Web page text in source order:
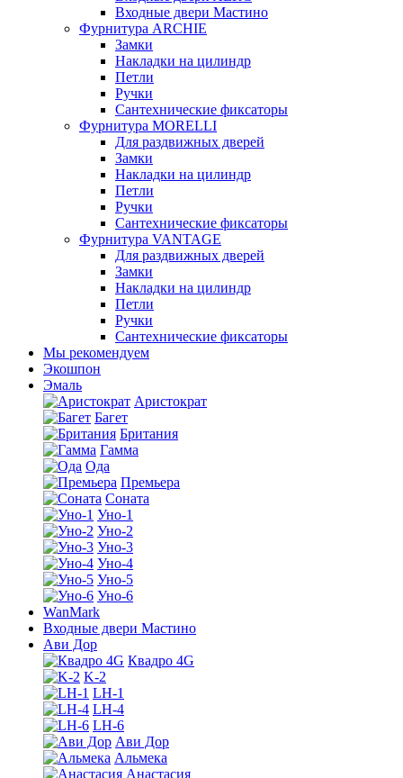
Входные двери Мастино
Фурнитура ARCHIE
Замки
Накладки на цилиндр
Петли
Ручки
Сантехнические фиксаторы
Фурнитура MORELLI
Для раздвижных дверей
Замки
Накладки на цилиндр
Петли
Ручки
Сантехнические фиксаторы
Фурнитура VANTAGE
Для раздвижных дверей
Замки
Накладки на цилиндр
Петли
Ручки
Сантехнические фиксаторы
Мы рекомендуем
Экошпон
Эмаль
Аристократ
Багет
Британия
Гамма
Ода
Премьера
Соната
Уно-1
Уно-2
Уно-3
Уно-4
Уно-5
Уно-6
WanMark
Входные двери Мастино
Ави Дор
Квадро 4G
K-2
LH-1
LH-4
LH-6
Ави Дор
Альмека
Анастасия